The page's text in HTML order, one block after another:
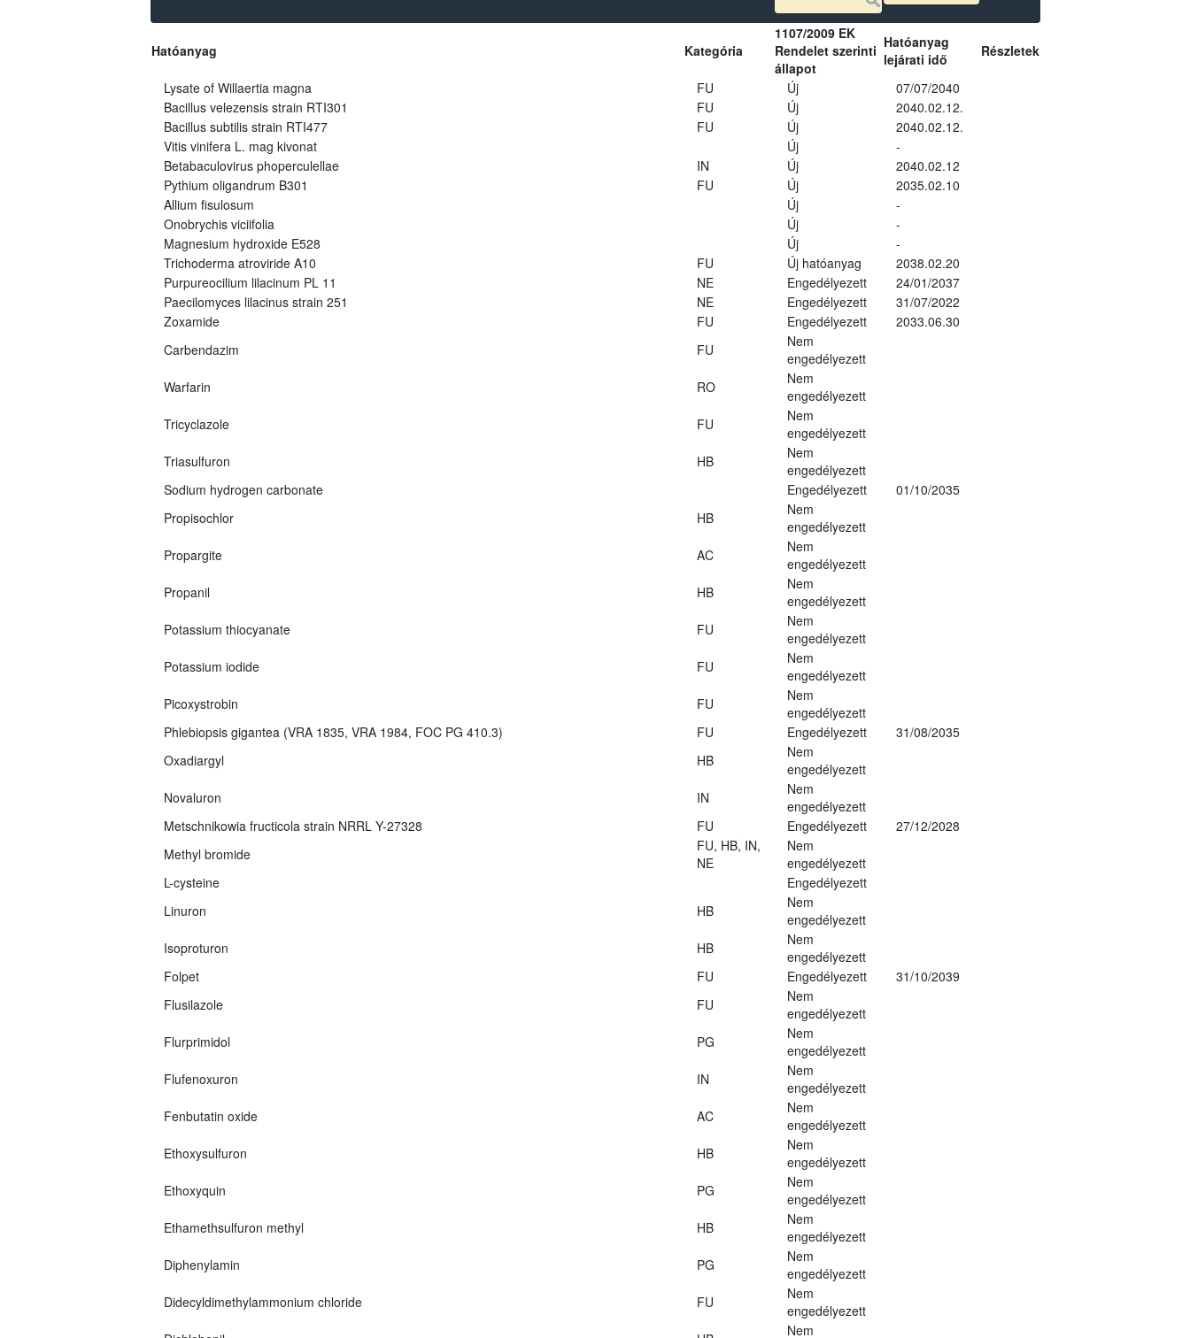
Hatóanyag Kategória
1107/2009 EK
Rendelet szerinti
állapot
Hatóanyag
lejárati idő
Részletek
Lysate of Willaertia magna FU Új
07/07/2040
Bacillus velezensis strain RTI301
FU Új
2040.02.12.
Bacillus subtilis strain RTI477
FU Új
2040.02.12.
Vitis vinifera L. mag kivonat
Új
-
Betabaculovirus phoperculellae
IN Új
2040.02.12
Pythium oligandrum B301
FU Új
2035.02.10
Allium fisulosum
Új
-
Onobrychis viciifolia
Új
-
Magnesium hydroxide E528
Új
-
Trichoderma atroviride A10
FU Új hatóanyag
2038.02.20
Purpureocilium lilacinum PL 11
NE Engedélyezett
24/01/2037
Paecilomyces lilacinus strain 251
NE Engedélyezett
31/07/2022
Zoxamide
FU Engedélyezett
2033.06.30
Carbendazim
FU
Nem
engedélyezett
Warfarin
RO
Nem
engedélyezett
Tricyclazole
FU
Nem
engedélyezett
Triasulfuron
HB
Nem
engedélyezett
Sodium hydrogen carbonate
Engedélyezett
01/10/2035
Propisochlor
HB
Nem
engedélyezett
Propargite
AC
Nem
engedélyezett
Propanil
HB
Nem
engedélyezett
Potassium thiocyanate
FU
Nem
engedélyezett
Potassium iodide
FU
Nem
engedélyezett
Picoxystrobin
FU
Nem
engedélyezett
Phlebiopsis gigantea (VRA 1835, VRA 1984, FOC PG 410.3)
FU Engedélyezett
31/08/2035
Oxadiargyl
HB
Nem
engedélyezett
Novaluron
IN
Nem
engedélyezett
Metschnikowia fructicola strain NRRL Y-27328
FU Engedélyezett
27/12/2028
Methyl bromide
FU, HB, IN,
NE
Nem
engedélyezett
L-cysteine
Engedélyezett
Linuron
HB
Nem
engedélyezett
Isoproturon
HB
Nem
engedélyezett
Folpet
FU Engedélyezett
31/10/2039
Flusilazole
FU
Nem
engedélyezett
Flurprimidol
PG
Nem
engedélyezett
Flufenoxuron
IN
Nem
engedélyezett
Fenbutatin oxide
AC
Nem
engedélyezett
Ethoxysulfuron
HB
Nem
engedélyezett
Ethoxyquin
PG
Nem
engedélyezett
Ethamethsulfuron methyl
HB
Nem
engedélyezett
Diphenylamin
PG
Nem
engedélyezett
Didecyldimethylammonium chloride
FU
Nem
engedélyezett
Nem